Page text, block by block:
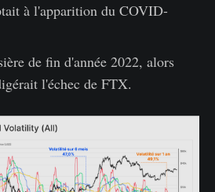
à l'apparition du COVID-
de fin d'année 2022, alors
l'échec de FTX.